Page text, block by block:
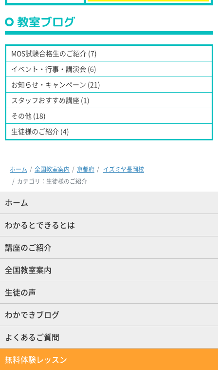
教室ブログ
MOS試験合格生のご紹介 (7)
イベント・行事・講演会 (6)
お知らせ・キャンペーン (21)
スタッフおすすめ講座 (1)
その他 (18)
生徒様のご紹介 (4)
ホーム 全国教室案内 京都府
イズミヤ長岡校
カテゴリ：生徒様のご紹介
ホーム
わかるとできるとは
講座のご紹介
全国教室案内
生徒の声
わかできブログ
よくあるご質問
無料体験レッスン